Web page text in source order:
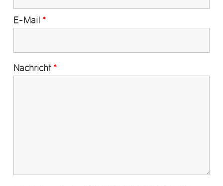
E-Mail *
Nachricht *